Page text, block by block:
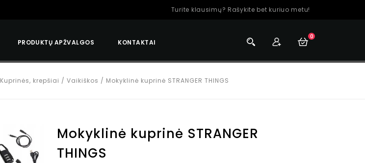
Turite klausimų? Rašykite bet kuriuo metu!
PRODUKTŲ APŽVALGOS KONTAKTAI
0
Kuprinės, krepšiai / Vaikiškos / Mokyklinė kuprinė STRANGER THINGS
Mokyklinė kuprinė STRANGER
THINGS